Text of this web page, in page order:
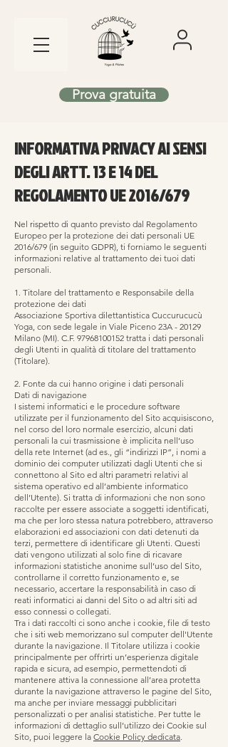
Prova gratuita
INFORMATIVA PRIVACY AI SENSI
DEGLI ARTT. 13 E 14 DEL
REGOLAMENTO UE 2016/679
Nel rispetto di quanto previsto dal Regolamento
Europeo per la protezione dei dati personali UE
2016/679 (in seguito GDPR), ti forniamo le seguenti
informazioni relative al trattamento dei tuoi dati
personali.
1. Titolare del trattamento e Responsabile della
protezione dei dati
Associazione Sportiva dilettantistica Cuccurucucù
Yoga, con sede legale in Viale Piceno 23A - 20129
Milano (MI). C.F. 97968100152 tratta i dati personali
degli Utenti in qualità di titolare del trattamento
(Titolare).
2. Fonte da cui hanno origine i dati personali
Dati di navigazione
I sistemi informatici e le procedure software
utilizzate per il funzionamento del Sito acquisiscono,
nel corso del loro normale esercizio, alcuni dati
personali la cui trasmissione è implicita nell’uso
della rete Internet (ad es., gli “indirizzi IP”, i nomi a
dominio dei computer utilizzati dagli Utenti che si
connettono al Sito ed altri parametri relativi al
sistema operativo ed all’ambiente informatico
dell’Utente). Si tratta di informazioni che non sono
raccolte per essere associate a soggetti identificati,
ma che per loro stessa natura potrebbero, attraverso
elaborazioni ed associazioni con dati detenuti da
terzi, permettere di identificare gli Utenti. Questi
dati vengono utilizzati al solo fine di ricavare
informazioni statistiche anonime sull’uso del Sito,
controllarne il corretto funzionamento e, se
necessario, accertare la responsabilità in caso di
reati informatici ai danni del Sito o ad altri siti ad
esso connessi o collegati.
Tra i dati raccolti ci sono anche i cookie, file di testo
che i siti web memorizzano sul computer dell'Utente
durante la navigazione. Il Titolare utilizza i cookie
principalmente per offrirti un’esperienza digitale
rapida e sicura, ad esempio, permettendoti di
mantenere attiva la connessione all’area protetta
durante la navigazione attraverso le pagine del Sito,
ma anche per inviare messaggi pubblicitari
personalizzati o per analisi statistiche. Per tutte le
informazioni di dettaglio sull’utilizzo dei Cookie sul
Sito, puoi leggere la Cookie Policy dedicata.